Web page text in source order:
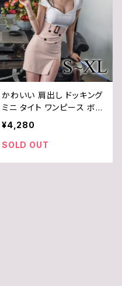
かわいい 肩出し ドッキング
ミニ タイト ワンピース ボデ
ィコン 半袖 セクシー ワンピ
キャバ 嬢 ドレス スリット ス
カート / COCO&YUKA /
¥4,280
SOLD OUT